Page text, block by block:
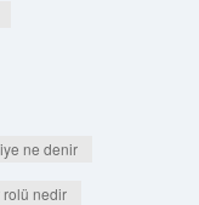
ne denir
rolü nedir